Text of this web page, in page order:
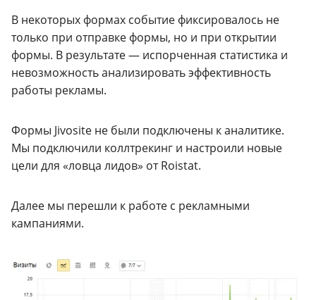
В некоторых формах событие фиксировалось не
только при отправке формы, но и при открытии
формы. В результате — испорченная статистика и
невозможность анализировать эффективность
работы рекламы.
Формы Jivosite не были подключены к аналитике.
Мы подключили коллтрекинг и настроили новые
цели для «ловца лидов» от Roistat.
Далее мы перешли к работе с рекламными
кампаниями.